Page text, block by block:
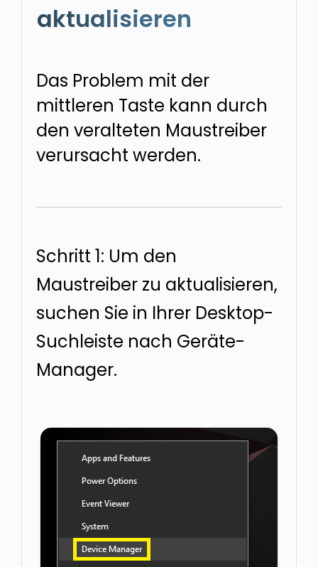
aktualisieren
Das Problem mit der
mittleren Taste kann durch
den veralteten Maustreiber
verursacht werden.
Schritt 1: Um den
Maustreiber zu aktualisieren,
suchen Sie in Ihrer Desktop-
Suchleiste nach Geräte-
Manager.